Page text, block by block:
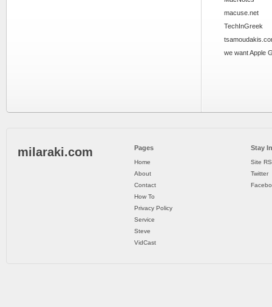
macuse.net
TechInGreek
we want Apple
milaraki.com Pages
Home
About
Contact
How To
Privacy Policy
Service
Steve
VidCast
Stay
Site
Twitter